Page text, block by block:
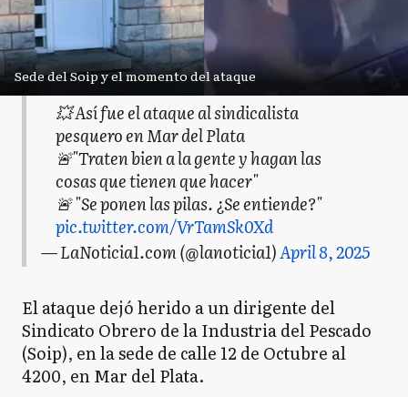
Sede del Soip y el momento del ataque
💥 Así fue el ataque al sindicalista
pesquero en Mar del Plata
🚨"Traten bien a la gente y hagan las
cosas que tienen que hacer"
🚨 "Se ponen las pilas. ¿Se entiende?"
pic.twitter.com/VrTamSk0Xd
— LaNoticia1.com (@lanoticia1)April 8, 2025
El ataque dejó herido a un dirigente del
Sindicato Obrero de la Industria del Pescado
(Soip), en la sede de calle 12 de Octubre al
4200, en Mar del Plata.